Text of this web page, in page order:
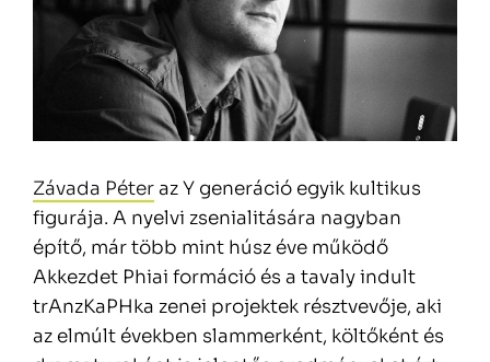
Závada Péteraz Y generáció egyik kultikus
figurája. A nyelvi zsenialitására nagyban
építő, már több mint húsz éve működő
Akkezdet Phiai formáció és a tavaly indult
trAnzKaPHka zenei projektek résztvevője, aki
az elmúlt években slammerként, költőként és